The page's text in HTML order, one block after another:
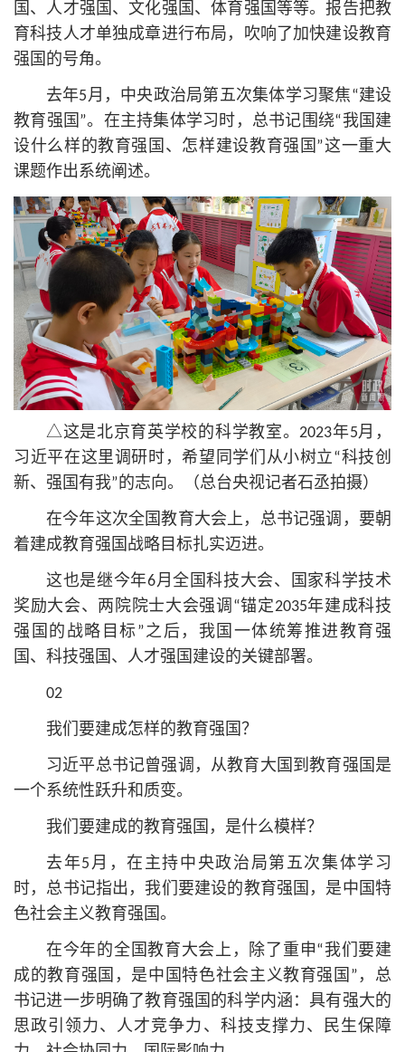
国、人才强国、文化强国、体育强国等等。报告把教
育科技人才单独成章进行布局，吹响了加快建设教育
强国的号角。
去年5月，中央政治局第五次集体学习聚焦“建设
教育强国”。在主持集体学习时，总书记围绕“我国建
设什么样的教育强国、怎样建设教育强国”这一重大
课题作出系统阐述。
△这是北京育英学校的科学教室。2023年5月，
习 近平在这里调研时，希望同学们从小树立“科技创
新、强国有我”的志向。（总台央视记者石丞拍摄）
在今年这次全国教育大会上，总书记强调，要朝
着建成教育强国战略目标扎实迈进。
这也是继今年6月全国科技大会、国家科学技术
奖励大会、两院院士大会强调“锚定2035年建成科技
强国的战略目标”之后，我国一体统筹推进教育强
国、科技强国、人才强国建设的关键部署。
02
我们要建成怎样的教育强国？
习近平总书记曾强调，从教育大国到教育强国是
一个系统性跃升和质变。
我们要建成的教育强国，是什么模样？
去年5月，在主持中央政治局第五次集体学习
时，总书记指出，我们要建设的教育强国，是中国特
色社会主义教育强国。
在今年的全国教育大会上，除了重申“我们要建
成的教育强国，是中国特色社会主义教育强国”，总
书记进一步明确了教育强国的科学内涵：具有强大的
思政引领力、人才竞争力、科技支撑力、民生保障